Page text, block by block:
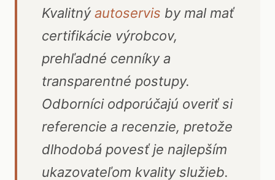
Kvalitnýautoservis by mal mať
certifikácie výrobcov,
prehľadné cenníky a
transparentné postupy.
Odborníci odporúčajú overiť si
referencie a recenzie, pretože
dlhodobá povesť je najlepším
ukazovateľom kvality služieb.